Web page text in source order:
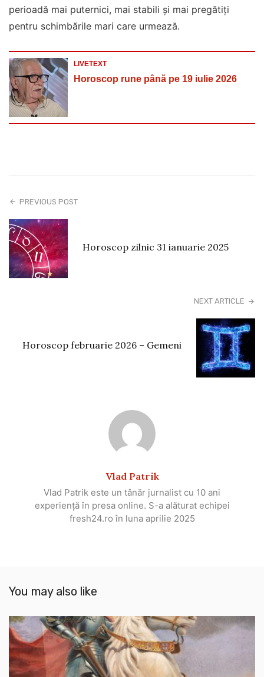
perioadă mai puternici, mai stabili și mai pregătiți
pentru schimbările mari care urmează.
LIVETEXT
Horoscop rune până pe 19 iulie 2026
PREVIOUS POST
Horoscop zilnic 31 ianuarie 2025
NEXT ARTICLE
Horoscop februarie 2026 – Gemeni
Vlad Patrik
Vlad Patrik este un tânăr jurnalist cu 10 ani
experiență în presa online. S-a alăturat echipei
fresh24.ro în luna aprilie 2025
You may also like